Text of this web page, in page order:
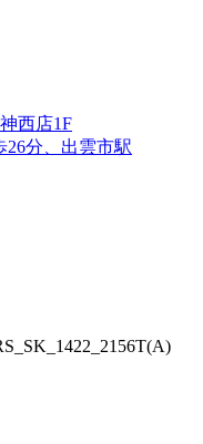
西店1F
26分、出雲市駅